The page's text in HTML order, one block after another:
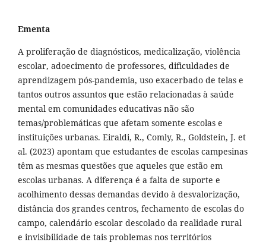
Ementa
A proliferação de diagnósticos, medicalização, violência
escolar, adoecimento de professores, dificuldades de
aprendizagem pós-pandemia, uso exacerbado de telas e
tantos outros assuntos que estão relacionadas à saúde
mental em comunidades educativas não são
temas/problemáticas que afetam somente escolas e
instituições urbanas. Eiraldi, R., Comly, R., Goldstein, J. et
al. (2023) apontam que estudantes de escolas campesinas
têm as mesmas questões que aqueles que estão em
escolas urbanas. A diferença é a falta de suporte e
acolhimento dessas demandas devido à desvalorização,
distância dos grandes centros, fechamento de escolas do
campo, calendário escolar descolado da realidade rural
e invisibilidade de tais problemas nos territórios